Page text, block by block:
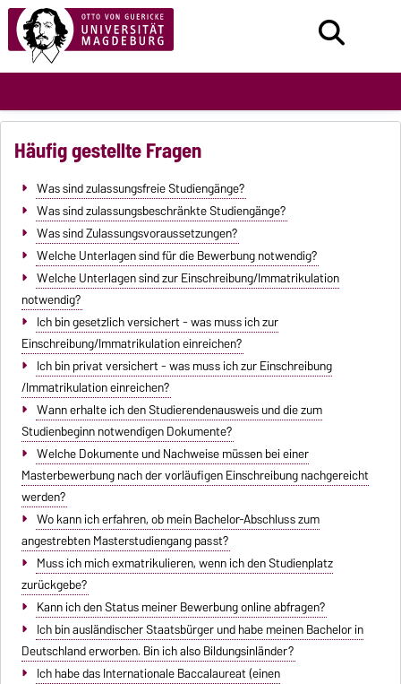
Häufig gestellte Fragen
Was sind zulassungsfreie Studiengänge?
Was sind zulassungsbeschränkte Studiengänge?
Was sind Zulassungsvoraussetzungen?
Welche Unterlagen sind für die Bewerbung notwendig?
Welche Unterlagen sind zur Einschreibung/Immatrikulation
notwendig?
Ich bin gesetzlich versichert - was muss ich zur
Einschreibung/Immatrikulation einreichen?
Ich bin privat versichert - was muss ich zur Einschreibung
/Immatrikulation einreichen?
Wann erhalte ich den Studierendenausweis und die zum
Studienbeginn notwendigen Dokumente?
Welche Dokumente und Nachweise müssen bei einer
Masterbewerbung nach der vorläufigen Einschreibung nachgereicht
werden?
Wo kann ich erfahren, ob mein Bachelor-Abschluss zum
angestrebten Masterstudiengang passt?
Muss ich mich exmatrikulieren, wenn ich den Studienplatz
zurückgebe?
Kann ich den Status meiner Bewerbung online abfragen?
Ich bin ausländischer Staatsbürger und habe meinen Bachelor in
Deutschland erworben. Bin ich also Bildungsinländer?
Ich habe das Internationale Baccalaureat (einen